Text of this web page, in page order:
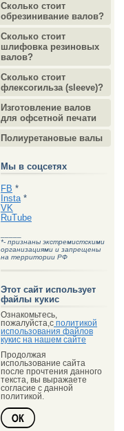
Сколько стоит
обрезинивание валов?
Сколько стоит
шлифовка резиновых
валов?
Сколько стоит
флексогильза (sleeve)?
Изготовление валов
для офсетной печати
Полиуретановые валы
Мы в соцсетях
FB *
Insta *
VK
RuTube
*- признаны экстремистскими
организациями и запрещены
на территории РФ
Этот сайт использует
файлы кукис
Ознакомьтесь,
пожалуйста,с политикой
использования файлов
кукис на нашем сайте
Продолжая
использование сайта
после прочтения данного
текста, вы выражаете
согласие с данной
политикой.